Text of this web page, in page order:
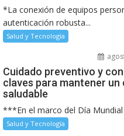
*La conexión de equipos
autenticación robusta...
Salud y Tecnología
Cuidado preventivo y
claves para mantener un
saludable
***En el marco del Día Mundial
Salud y Tecnología